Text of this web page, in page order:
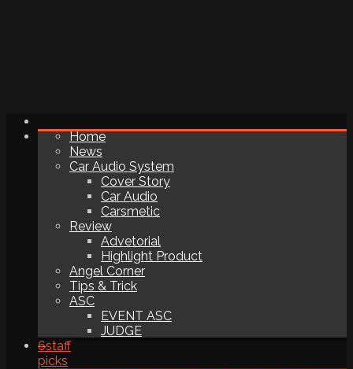
Home
News
Car Audio System
Cover Story
Car Audio
Carsmetic
Review
Advetorial
Highlight Product
Angel Corner
Tips & Trick
ASC
EVENT ASC
JUDGE
6staff
picks